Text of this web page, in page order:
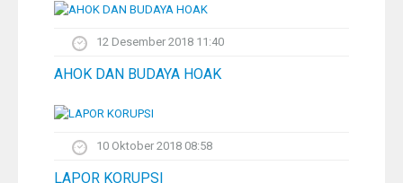
12 Desember 2018 11:40
AHOK DAN BUDAYA HOAK
10 Oktober 2018 08:58
LAPOR KORUPSI